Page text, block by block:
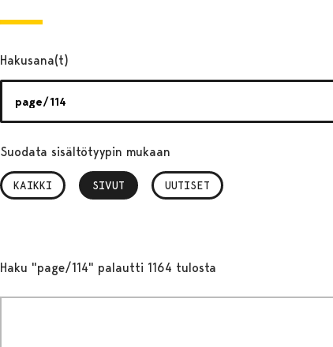
Hakusana(t)
Suodata sisältötyypin mukaan
KAIKKI SIVUT
, VALITTU UUTISET
Haku "page/114" palautti 1164 tulosta